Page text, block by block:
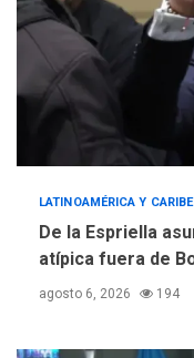
LATINOAMÉRICA Y CARIBE
De la Espriella
atípica fuera de
agosto 6, 2026 194